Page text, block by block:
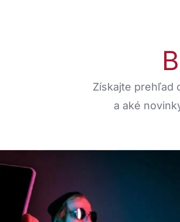
Získajte prehľad
a aké